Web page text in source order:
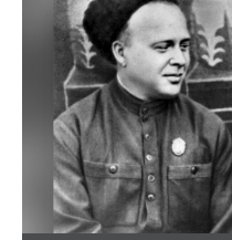
Благоустройство